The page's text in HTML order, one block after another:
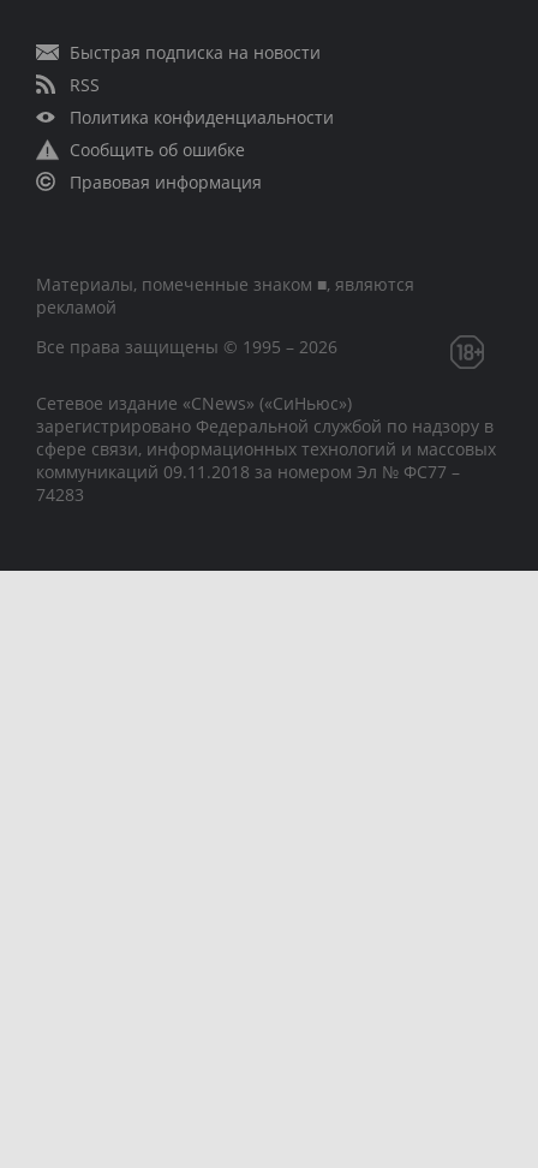
Быстрая подписка на новости
RSS
Политика конфиденциальности
Сообщить об ошибке
Правовая информация
Материалы, помеченные знаком ■, являются
рекламой
Все права защищены © 1995 – 2026
Сетевое издание «CNews» («СиНьюс»)
зарегистрировано Федеральной службой по надзору в
сфере связи, информационных технологий и массовых
коммуникаций 09.11.2018 за номером Эл № ФС77 –
74283